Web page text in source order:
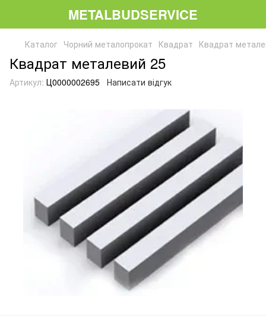
METALBUDSERVICE
Каталог Чорний металопрокат Квадрат Квадрат
Квадрат металевий 25
Артикул: Ц0000002695 Написати відгук